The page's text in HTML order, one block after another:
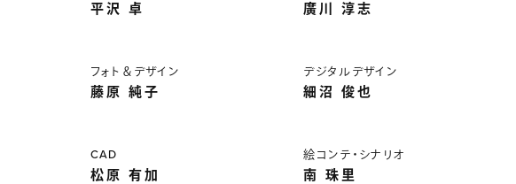
平沢 卓 廣川 淳志
フォト＆デザイン
藤原 純子
デジタルデザイン
細沼 俊也
CAD
松原 有加
絵コンテ・シナリオ
南 珠里